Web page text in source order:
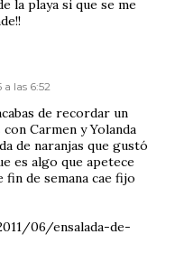
la playa si que se me
a las 6:52
de recordar un
Carmen y Yolanda
de naranjas que gustó
es algo que apetece
de semana cae fijo
06/ensalada-de-